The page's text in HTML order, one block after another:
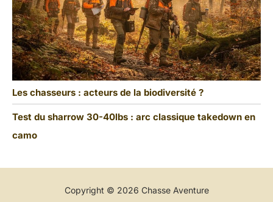
Les chasseurs : acteurs de la biodiversité ?
Test du sharrow 30-40lbs : arc classique takedown en
camo
Copyright © 2026 Chasse Aventure